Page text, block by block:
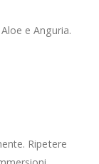
e Anguria.
Ripetere